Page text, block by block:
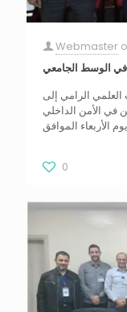
Webmaster
في الوسط الجامعي
العلمي الرامي إلى
في الأمن الداخلي
الأربعاء الموافق
0